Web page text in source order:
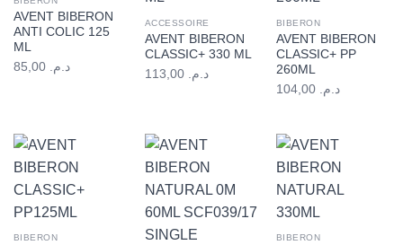
AVENT BIBERON
ANTI COLIC 125
ML
د.م. 85,00
ACCESSOIRE
AVENT BIBERON
CLASSIC+ 330 ML
د.م. 113,00
BIBERON
AVENT BIBERON
CLASSIC+ PP
260ML
د.م. 104,00
BIBERON BIBERON